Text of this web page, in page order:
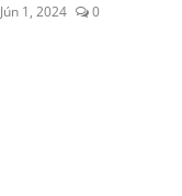
Jún 1, 2024 0